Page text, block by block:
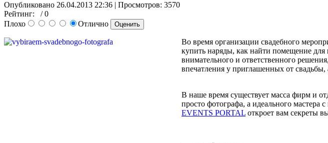
Опубликовано 26.04.2013 22:36 | Просмотров: 3570
Рейтинг:
/ 0
Плохо
Отлично
Во время организации свадебного
купить наряды, как найти помещение для
внимательного и ответственного
впечатления у приглашенных от
В наше время существует масса фирм и
просто фотографа, а идеального
EVENTS PORTAL откроет вам секреты